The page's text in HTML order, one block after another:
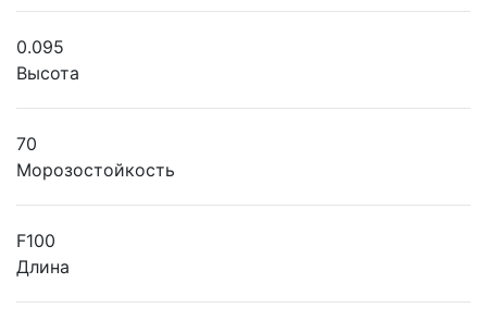
0.095
Высота
70
Морозостойкость
F100
Длина